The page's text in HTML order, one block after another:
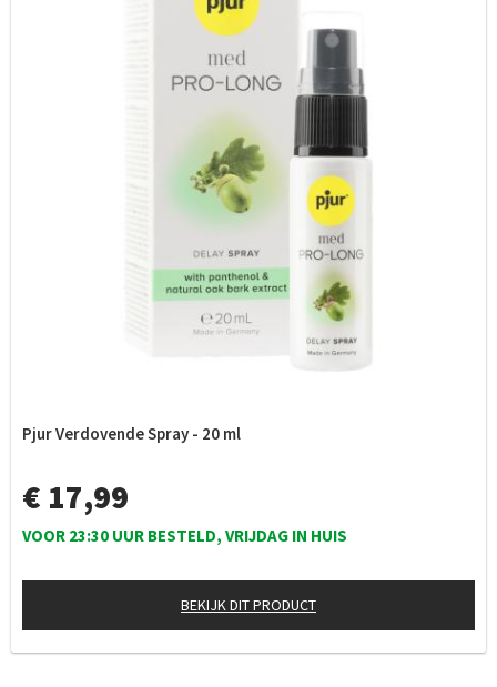
Pjur Verdovende Spray - 20 ml
€ 17,99
VOOR 23:30 UUR BESTELD, VRIJDAG IN HUIS
BEKIJK DIT PRODUCT